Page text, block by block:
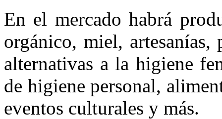
En el mercado habrá
orgánico, miel, artesanías,
alternativas a la higiene
de higiene personal,
eventos culturales y más.